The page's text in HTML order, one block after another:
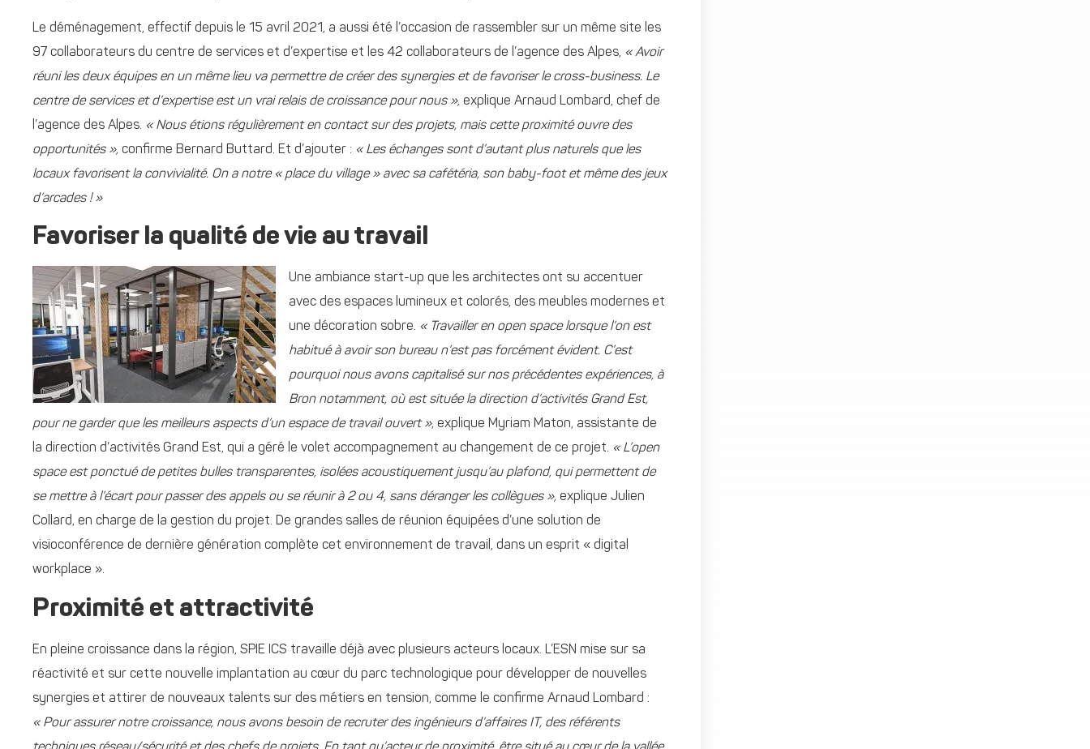
Le déménagement, effectif depuis le 15 avril 2021, a aussi été l’occasion de rassembler sur un même site les
97 collaborateurs du centre de services et d’expertise et les 42 collaborateurs de l’agence des Alpes, « Avoir
réuni les deux équipes en un même lieu va permettre de créer des synergies et de favoriser le cross-business. Le
centre de services et d’expertise est un vrai relais de croissance pour nous », explique Arnaud Lombard, chef de
l’agence des Alpes. « Nous étions régulièrement en contact sur des projets, mais cette proximité ouvre des
opportunités », confirme Bernard Buttard. Et d’ajouter : « Les échanges sont d’autant plus naturels que les
locaux favorisent la convivialité. On a notre « place du village » avec sa cafétéria, son baby-foot et même des jeux
d’arcades ! »
Favoriser la qualité de vie au travail
Une ambiance start-up que les architectes ont su accentuer
avec des espaces lumineux et colorés, des meubles modernes et
une décoration sobre. « Travailler en open space lorsque l’on est
habitué à avoir son bureau n’est pas forcément évident. C’est
pourquoi nous avons capitalisé sur nos précédentes expériences, à
Bron notamment, où est située la direction d’activités Grand Est,
pour ne garder que les meilleurs aspects d’un espace de travail ouvert », explique Myriam Maton, assistante de
la direction d’activités Grand Est, qui a géré le volet accompagnement au changement de ce projet. « L’open
space est ponctué de petites bulles transparentes, isolées acoustiquement jusqu’au plafond, qui permettent de
se mettre à l’écart pour passer des appels ou se réunir à 2 ou 4, sans déranger les collègues », explique Julien
Collard, en charge de la gestion du projet. De grandes salles de réunion équipées d’une solution de
visioconférence de dernière génération complète cet environnement de travail, dans un esprit « digital
workplace ».
Proximité et attractivité
En pleine croissance dans la région, SPIE ICS travaille déjà avec plusieurs acteurs locaux. L’ESN mise sur sa
réactivité et sur cette nouvelle implantation au cœur du parc technologique pour développer de nouvelles
synergies et attirer de nouveaux talents sur des métiers en tension, comme le confirme Arnaud Lombard :
« Pour assurer notre croissance, nous avons besoin de recruter des ingénieurs d’affaires IT, des référents